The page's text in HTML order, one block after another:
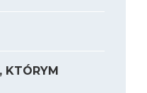
KTÓRYM